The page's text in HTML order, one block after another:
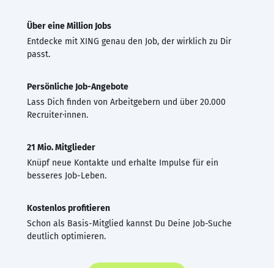
Über eine Million Jobs
Entdecke mit XING genau den Job, der wirklich zu Dir
passt.
Persönliche Job-Angebote
Lass Dich finden von Arbeitgebern und über 20.000
Recruiter·innen.
21 Mio. Mitglieder
Knüpf neue Kontakte und erhalte Impulse für ein
besseres Job-Leben.
Kostenlos profitieren
Schon als Basis-Mitglied kannst Du Deine Job-Suche
deutlich optimieren.